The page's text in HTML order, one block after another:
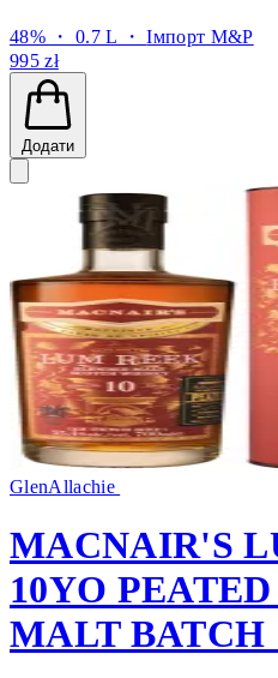
48% ・ 0.7 L ・Імпорт M&P
995 zł
Додати
GlenAllachie
MACNAIR'S
10YO
MALT BATCH